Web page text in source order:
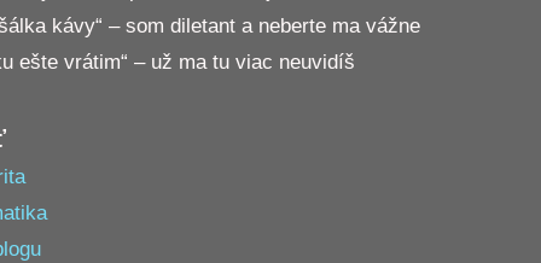
kávy“ – som diletant a neberte ma vážne
ešte vrátim“ – už ma tu viac neuvidíš